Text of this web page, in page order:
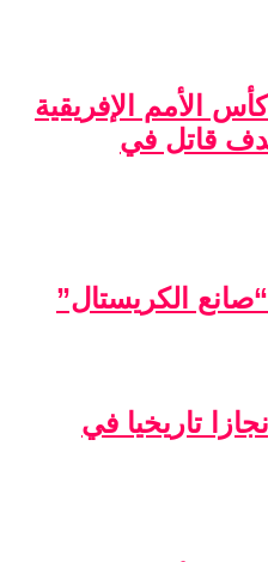
الأمم الإفريقية
قاتل في
الكريستال”
تاريخيا في